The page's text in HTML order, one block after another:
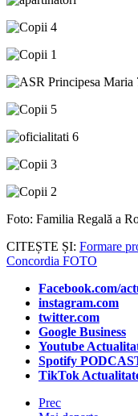
Foto: Familia Regală a
CITEȘTE ȘI: Formare
Concordia FOTO
Facebook.com/
instagram.com
twitter.com
Google Business
Youtube
Spotify
TikTok
Prec